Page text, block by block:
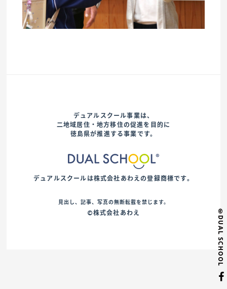
©DUAL SCHOOL
デュアルスクール事業は、
二地域居住・地方移住の促進を目的に
徳島県が推進する事業です。
デュアルスクールは株式会社あわえの登録商標です。
見出し、記事、写真の無断転載を禁じます。
©株式会社あわえ